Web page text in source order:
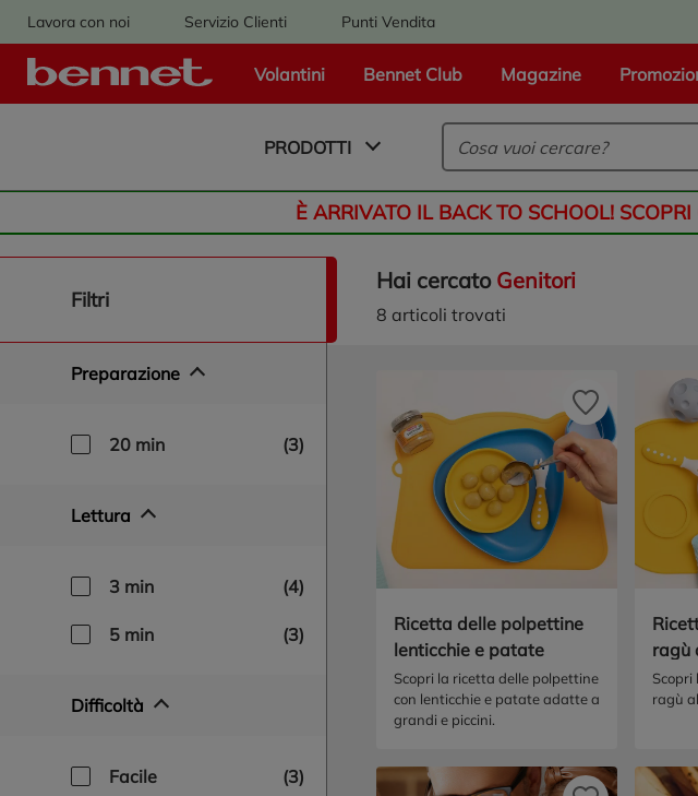
Lavora con noi Servizio Clienti Punti Vendita
Volantini Bennet Club Magazine
Logo Bennet - Torna alla homepage
PRODOTTI
È ARRIVATO IL BACK TO SCHOOL!
naviga/filtra
filtri
Preparazione
20 min (3)
Lettura
3 min (4)
5 min (3)
Difficoltà
facile (3)
Hai cercato Genitori
8 articoli trovati
Ricetta delle polpettine
lenticchie e patate
Scopri la ricetta delle polpettine
con lenticchie e patate adatte a
grandi e piccini.
ragù
ragù